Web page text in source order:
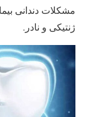
مشکلات دندانی
ژنتیکی و نادر.